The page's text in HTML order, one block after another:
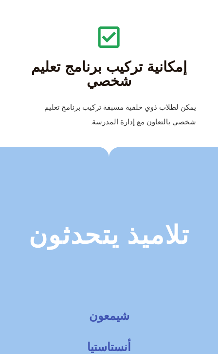
إمكانية تركيب برنامج تعليم
شخصي
يمكن لطلاب ذوي خلفية مسبقة تركيب برنامج تعليم
شخصي بالتعاون مع إدارة المدرسة.
تلاميذ يتحدثون
شيمعون
أنستاستيا